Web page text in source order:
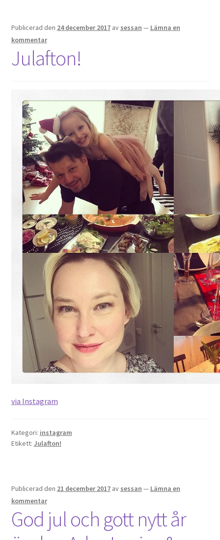
Publicerad den 24 december 2017 av sessan — Lämna en
kommentar
Julafton!
via Instagram
Kategori: instagram
Etikett: Julafton!
Publicerad den 21 december 2017 av sessan — Lämna en
kommentar
God jul och gott nytt år